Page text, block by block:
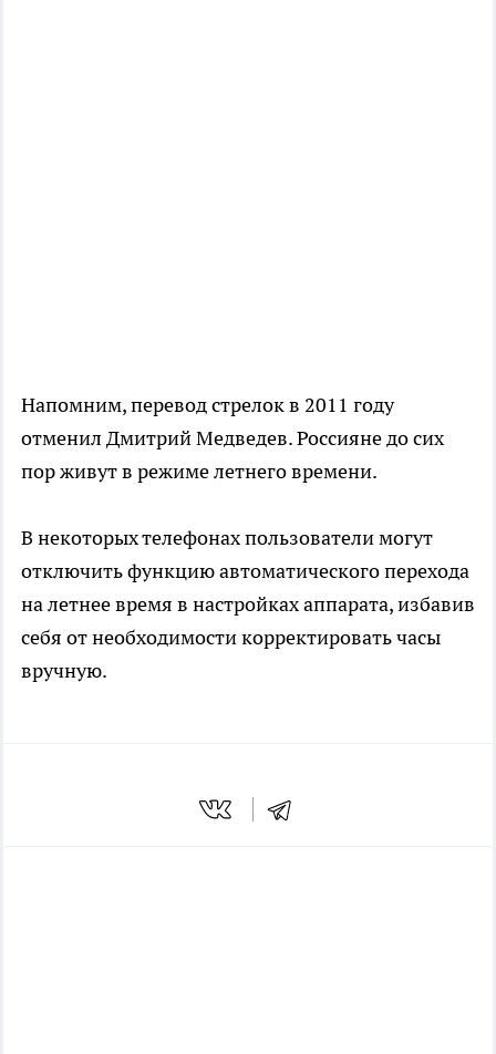
Напомним, перевод стрелок в 2011 году
отменил Дмитрий Медведев. Россияне до сих
пор живут в режиме летнего времени.
В некоторых телефонах пользователи могут
отключить функцию автоматического перехода
на летнее время в настройках аппарата, избавив
себя от необходимости корректировать часы
вручную.